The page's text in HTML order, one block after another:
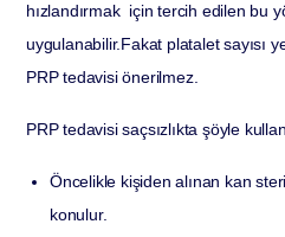
hızlandırmak için tercih edilen bu
uygulanabilir.Fakat platalet sayısı
PRP tedavisi önerilmez.
PRP tedavisi saçsızlıkta şöyle
Öncelikle kişiden alınan kan
konulur.